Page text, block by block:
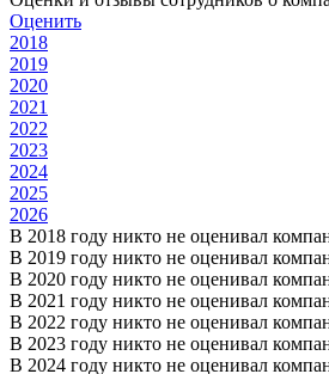
Оценить
2018
2019
2020
2021
2022
2023
2024
2025
2026
В 2018 году никто не оценивал
В 2019 году никто не оценивал
В 2020 году никто не оценивал
В 2021 году никто не оценивал
В 2022 году никто не оценивал
В 2023 году никто не оценивал
В 2024 году никто не оценивал